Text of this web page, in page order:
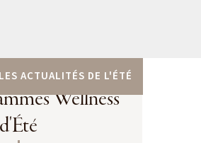
Wellness
d'Été
ACTUALITÉS DE L'ÉTÉ